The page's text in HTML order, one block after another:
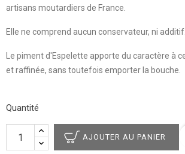
artisans moutardiers de France.
Elle ne comprend aucun conservateur, ni additif.
Le piment d'Espelette apporte du caractère à
et raffinée, sans toutefois emporter la bouche.
Quantité
AJOUTER AU PANIER